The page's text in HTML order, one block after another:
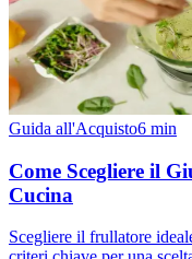
Guida all'Acquisto6 min
Come Scegliere il
Cucina
Scegliere il frullatore